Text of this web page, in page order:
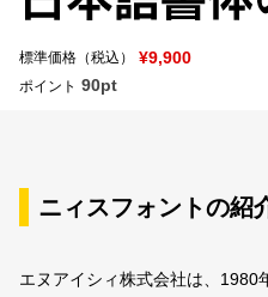
標準価格（税込） ¥9,900
ポイント 90pt
ニィスフォントの紹
エヌアイシィ株式会社は、1980